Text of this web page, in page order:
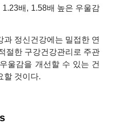
배, 1.58배 높은 우울감
정신건강에는 밀접한 연
절한 구강건강관리로 주관
울감을 개선할 수 있는 건
할 것이다.